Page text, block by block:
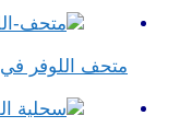
متحف اللوفر